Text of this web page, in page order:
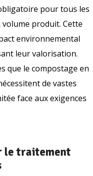
pour tous les
produit. Cette
environnemental
leur valorisation.
que le compostage en
de vastes
face aux exigences
le traitement